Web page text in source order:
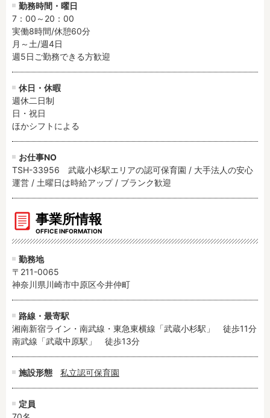
勤務時間・曜日
7：00～20：00
実働8時間/休憩60分
月～土/週4日
週5日ご勤務できる方歓迎
休日・休暇
週休二日制
日・祝日
ほかシフトによる
お仕事NO
TSH-33956 武蔵小杉駅エリアの認可保育園 / 大手法人の安心
運営 / 土曜日は時給アップ / ブランク歓迎
事業所情報
OFFICE INFORMATION
勤務地
〒211-0065
神奈川県川崎市中原区今井仲町
路線・最寄駅
湘南新宿ライン・南武線・東急東横線「武蔵小杉駅」　徒歩11分
南武線「武蔵中原駅」　徒歩13分
施設形態 私立認可保育園
定員